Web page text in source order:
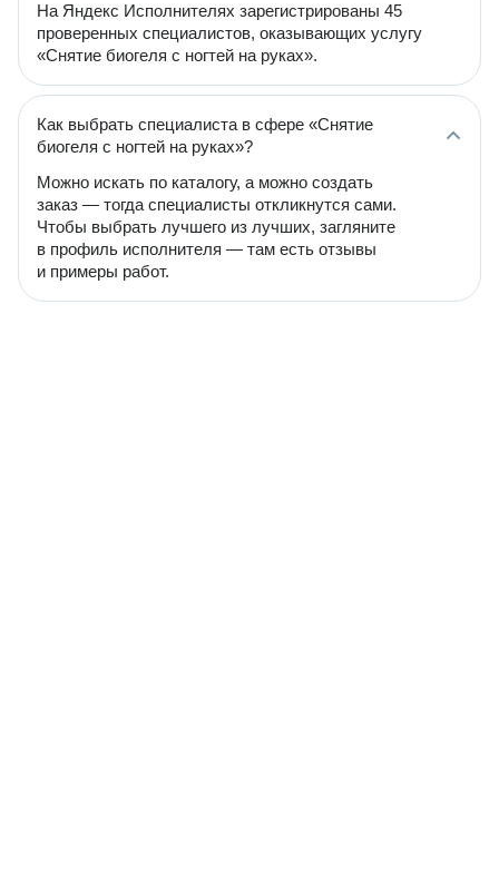
На Яндекс Исполнителях зарегистрированы 45
проверенных специалистов, оказывающих услугу
«Снятие биогеля с ногтей на руках».
Как выбрать специалиста в сфере «Снятие
биогеля с ногтей на руках»?
Можно искать по каталогу, а можно создать
заказ — тогда специалисты откликнутся сами.
Чтобы выбрать лучшего из лучших, загляните
в профиль исполнителя — там есть отзывы
и примеры работ.